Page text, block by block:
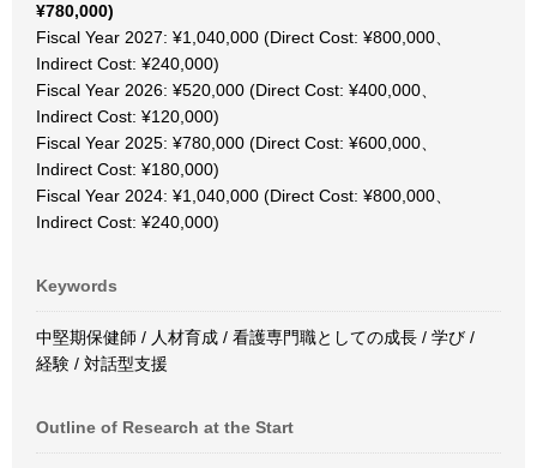
¥780,000)
Fiscal Year 2027: ¥1,040,000 (Direct Cost: ¥800,000、
Indirect Cost: ¥240,000)
Fiscal Year 2026: ¥520,000 (Direct Cost: ¥400,000、
Indirect Cost: ¥120,000)
Fiscal Year 2025: ¥780,000 (Direct Cost: ¥600,000、
Indirect Cost: ¥180,000)
Fiscal Year 2024: ¥1,040,000 (Direct Cost: ¥800,000、
Indirect Cost: ¥240,000)
Keywords
中堅期保健師 / 人材育成 / 看護専門職としての成長 / 学び /
経験 / 対話型支援
Outline of Research at the Start